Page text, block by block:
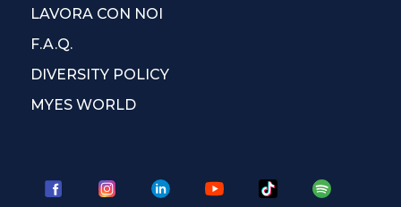
LAVORA CON NOI
F.A.Q.
DIVERSITY POLICY
MYES WORLD